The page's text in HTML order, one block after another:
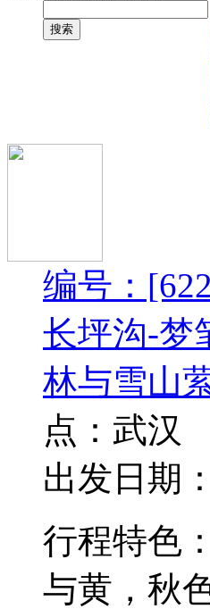
搜索
编号：
长坪沟-梦
林与雪山
点：武汉
出发日期：
行程特色
与黄，秋